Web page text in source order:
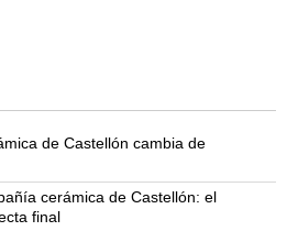
de Castellón cambia de
cerámica de Castellón: el
final